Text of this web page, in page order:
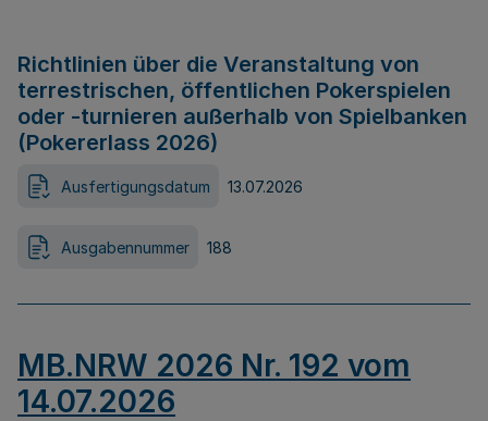
Richtlinien über die Veranstaltung von
terrestrischen, öffentlichen Pokerspielen
oder -turnieren außerhalb von Spielbanken
(Pokererlass 2026)
Ausfertigungsdatum 13.07.2026
Ausgabennummer 188
MB.NRW 2026 Nr. 192 vom
14.07.2026